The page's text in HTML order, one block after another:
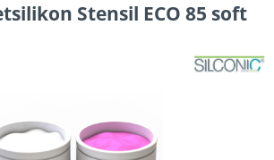
Stensil ECO 85 soft